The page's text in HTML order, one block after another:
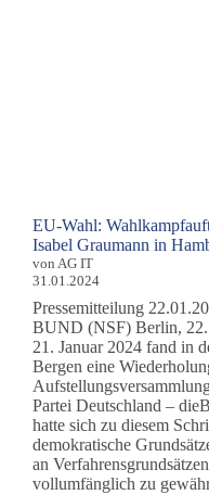
EU-Wahl:
Isabel Graumann in
von AG IT
31.01.2024
Pressemitteilung
BUND (NSF) Berlin, 22.
21. Januar 2024 fand in
Bergen eine
Partei Deutschland –
hatte sich zu diesem
demokratische
an
vollumfänglich zu